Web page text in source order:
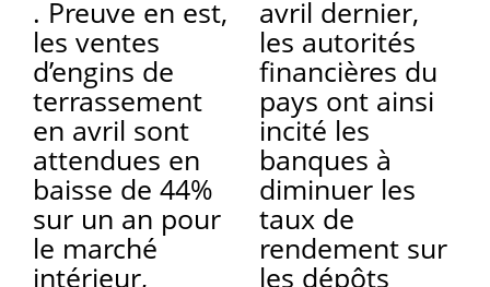
. Preuve en est,
les ventes
d’engins de
terrassement
en avril sont
attendues en
baisse de 44%
sur un an pour
le marché
intérieur,
avril dernier,
les autorités
financières du
pays ont ainsi
incité les
banques à
diminuer les
taux de
rendement sur
les dépôts